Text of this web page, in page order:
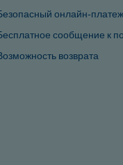
онлайн-платеж
сообщение к
возврата